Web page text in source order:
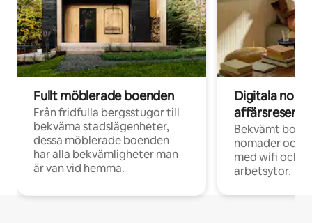
Fullt möblerade boenden
Från fridfulla bergsstugor till
bekväma stadslägenheter,
dessa möblerade boenden
har alla bekvämligheter man
är van vid hemma.
Digitala
Bekvämt
nomader och
med wifi och
arbetsytor.